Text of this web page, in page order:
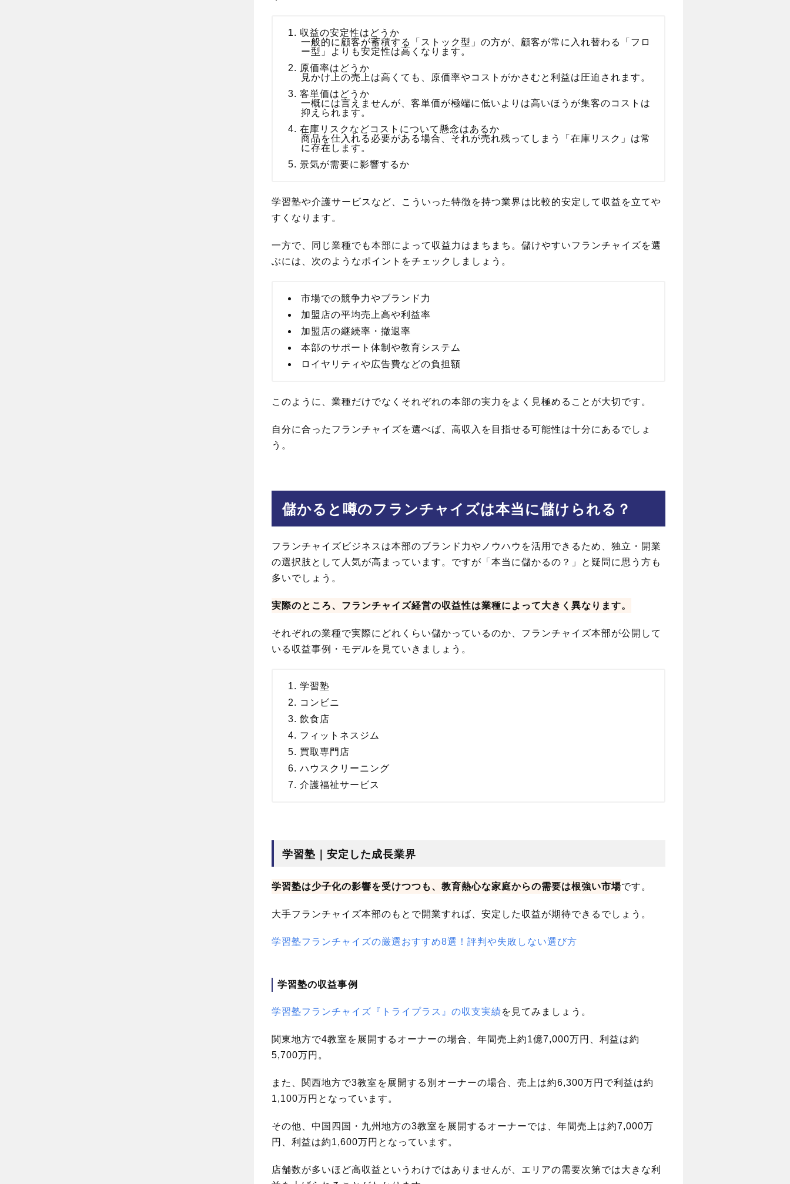
収益の安定性はどうか
一般的に顧客が蓄積する「ストック型」の方が、顧客が常に入れ替わる「フロ
ー型」よりも安定性は高くなります。
原価率はどうか
見かけ上の売上は高くても、原価率やコストがかさむと利益は圧迫されます。
客単価はどうか
一概には言えませんが、客単価が極端に低いよりは高いほうが集客のコストは
抑えられます。
在庫リスクなどコストについて懸念はあるか
商品を仕入れる必要がある場合、それが売れ残ってしまう「在庫リスク」は常
に存在します。
景気が需要に影響するか
学習塾や介護サービスなど、こういった特徴を持つ業界は比較的安定して収益を立てや
すくなります。
一方で、同じ業種でも本部によって収益力はまちまち。儲けやすいフランチャイズを選
ぶには、次のようなポイントをチェックしましょう。
市場での競争力やブランド力
加盟店の平均売上高や利益率
加盟店の継続率・撤退率
本部のサポート体制や教育システム
ロイヤリティや広告費などの負担額
このように、業種だけでなくそれぞれの本部の実力をよく見極めることが大切です。
自分に合ったフランチャイズを選べば、高収入を目指せる可能性は十分にあるでしょ
う。
儲かると噂のフランチャイズは本当に儲けられる？
フランチャイズビジネスは本部のブランド力やノウハウを活用できるため、独立・開業
の選択肢として人気が高まっています。ですが「本当に儲かるの？」と疑問に思う方も
多いでしょう。
実際のところ、フランチャイズ経営の収益性は業種によって大きく異なります。
それぞれの業種で実際にどれくらい儲かっているのか、フランチャイズ本部が公開して
いる収益事例・モデルを見ていきましょう。
学習塾
コンビニ
飲食店
フィットネスジム
買取専門店
ハウスクリーニング
介護福祉サービス
学習塾｜安定した成長業界
学習塾は少子化の影響を受けつつも、教育熱心な家庭からの需要は根強い市場です。
大手フランチャイズ本部のもとで開業すれば、安定した収益が期待できるでしょう。
学習塾フランチャイズの厳選おすすめ8選！評判や失敗しない選び方
学習塾の収益事例
学習塾フランチャイズ『トライプラス』の収支実績を見てみましょう。
関東地方で4教室を展開するオーナーの場合、年間売上約1億7,000万円、利益は約
5,700万円。
また、関西地方で3教室を展開する別オーナーの場合、売上は約6,300万円で利益は約
1,100万円となっています。
その他、中国四国・九州地方の3教室を展開するオーナーでは、年間売上は約7,000万
円、利益は約1,600万円となっています。
店舗数が多いほど高収益というわけではありませんが、エリアの需要次第では大きな利